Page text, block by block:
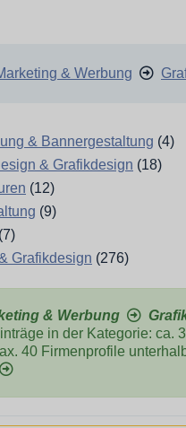
& Werbung
& Bannergestaltung (4)
& Grafikdesign (18)
(12)
(9)
(7)
Grafikdesign (276)
& Werbung
in der Kategorie: ca.
40 Firmenprofile